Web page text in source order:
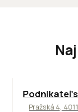
ODPORÚČAME
Pražská 4,